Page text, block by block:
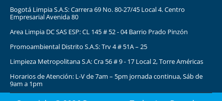
Bogotá Limpia S.A.S: Carrera 69 No. 80-27/45 Local 4. Centro
Empresarial Avenida 80
Area Limpia DC SAS ESP: CL 145 # 52 - 04 Barrio Prado Pinzón
Promoambiental Distrito S.A.S: Trv 4 # 51A – 25
Limpieza Metropolitana S.A: Cra 56 # 9 - 17 Local 2, Torre Américas
Horarios de Atención: L-V de 7am – 5pm jornada continua, Sáb de
9am a 1pm